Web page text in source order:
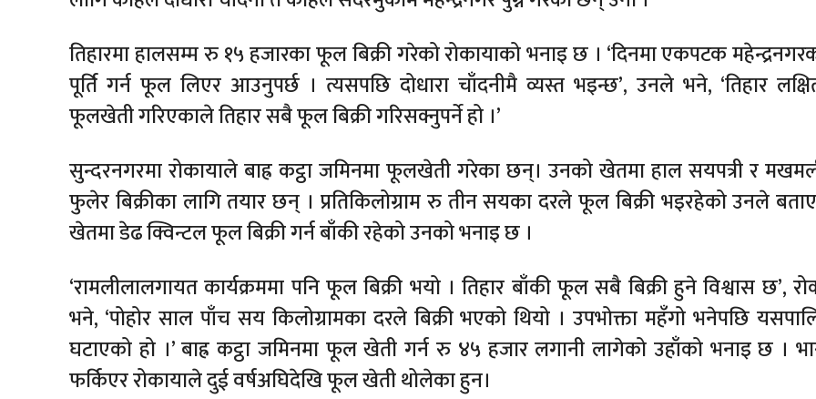
तिहारमा हालसम्म रु १५ हजारका फूल बिक्री गरेको रोकायाको भनाइ छ । ‘दिनमा एकपटक
पूर्ति गर्न फूल लिएर आउनुपर्छ । त्यसपछि दोधारा चाँदनीमै व्यस्त भइन्छ’, उनले भने, ‘तिहार
फूलखेती गरिएकाले तिहार सबै फूल बिक्री गरिसक्नुपर्ने हो ।’
सुन्दरनगरमा रोकायाले बाह्र कट्ठा जमिनमा फूलखेती गरेका छन्। उनको खेतमा हाल सयपत्री र
फुलेर बिक्रीका लागि तयार छन् । प्रतिकिलोग्राम रु तीन सयका दरले फूल बिक्री भइरहेको उनले
खेतमा डेढ क्विन्टल फूल बिक्री गर्न बाँकी रहेको उनको भनाइ छ ।
‘रामलीलालगायत कार्यक्रममा पनि फूल बिक्री भयो । तिहार बाँकी फूल सबै बिक्री हुने विश्वास छ’,
भने, ‘पोहोर साल पाँच सय किलोग्रामका दरले बिक्री भएको थियो । उपभोक्ता महँगो भनेपछि
घटाएको हो ।’ बाह्र कट्ठा जमिनमा फूल खेती गर्न रु ४५ हजार लगानी लागेको उहाँको भनाइ छ ।
फर्किएर रोकायाले दुई वर्षअघिदेखि फूल खेती थोलेका हुन।